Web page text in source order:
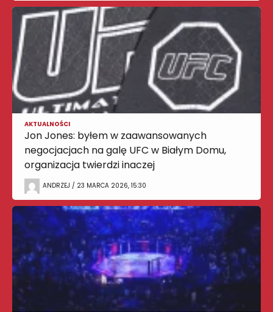
AKTUALNOŚCI
Jon Jones: byłem w zaawansowanych
negocjacjach na galę UFC w Białym Domu,
organizacja twierdzi inaczej
ANDRZEJ / 23 MARCA 2026, 15:30